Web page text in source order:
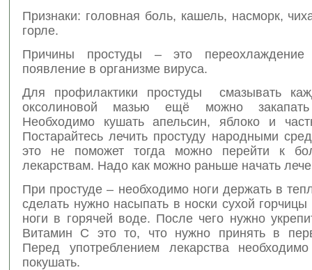
Признаки: головная боль, кашель, насморк,
горле.
Причины простуды – это переохлаждение
появление в организме вируса.
Для профилактики простуды смазывать
оксолиновой мазью ещё можно
Необходимо кушать апельсин, яблоко и
Постарайтесь лечить простуду народными
это не поможет тогда можно перейти к
лекарствам. Надо как можно раньше начать
При простуде – необходимо ноги держать в
сделать нужно насыпать в носки сухой горчицы
ноги в горячей воде. После чего нужно
Витамин С это то, что нужно принять в
Перед употреблением лекарства необходимо
покушать.